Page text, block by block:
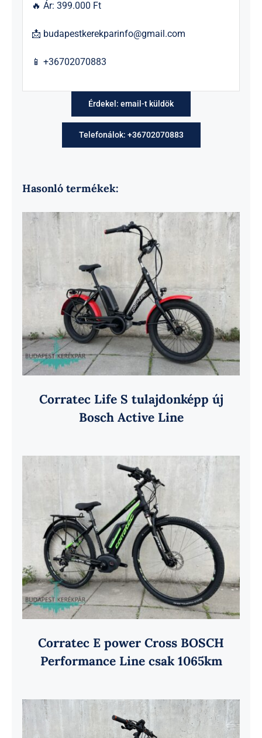
🔥 Ár: 399.000 Ft
📩 budapestkerekparinfo@gmail.com
📱 +36702070883
Érdekel: email-t küldök
Telefonálok: +36702070883
Hasonló termékek:
Corratec Life S tulajdonképp új
Bosch Active Line
Corratec E power Cross BOSCH
Performance Line csak 1065km